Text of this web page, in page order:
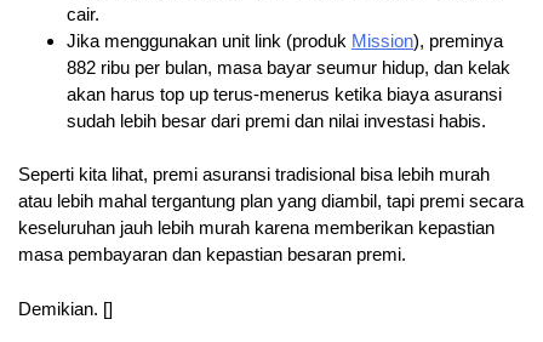
cair.
Jika menggunakan unit link (produk Mission), preminya
882 ribu per bulan, masa bayar seumur hidup, dan kelak
akan harus top up terus-menerus ketika biaya asuransi
sudah lebih besar dari premi dan nilai investasi habis.
Seperti kita lihat, premi asuransi tradisional bisa lebih murah
atau lebih mahal tergantung plan yang diambil, tapi premi secara
keseluruhan jauh lebih murah karena memberikan kepastian
masa pembayaran dan kepastian besaran premi.
Demikian. []